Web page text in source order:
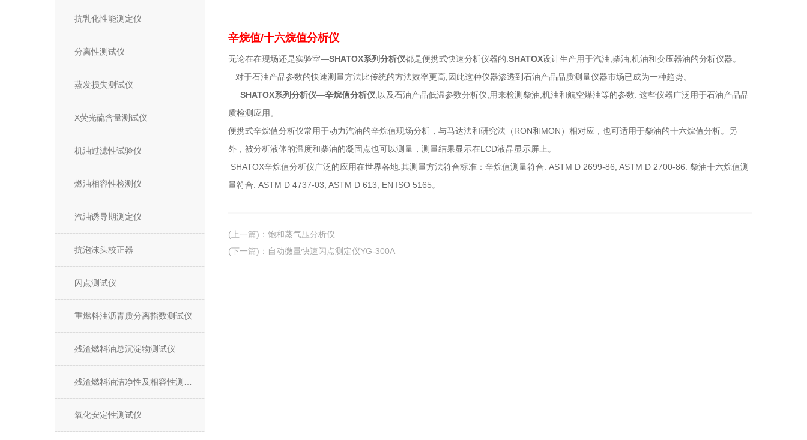
抗乳化性能测定仪
分离性测试仪
蒸发损失测试仪
X荧光硫含量测试仪
机油过滤性试验仪
燃油相容性检测仪
汽油诱导期测定仪
抗泡沫头校正器
闪点测试仪
重燃料油沥青质分离指数测试仪
残渣燃料油总沉淀物测试仪
氧化安定性测试仪
辛烷值/十六烷值分析仪
无论在在现场还是实验室—SHATOX系列分析仪都是便携式快速分析仪器的. SHATOX设计生产用于汽油,柴油,机油和变压器油的分析仪器。
对于石油产品参数的快速测量方法比传统的方法效率更高,因此这种仪器渗透到石油产品品质测量仪器市场已成为一种趋势。
SHATOX系列分析仪—辛烷值分析仪 ,以及石油产品低温参数分析仪,用来检测柴油,机油和航空煤油等的参数. 这些仪器广泛用于石油产品品
质检测应用。
便携式辛烷值分析仪常用于动力汽油的辛烷值现场分析，与马达法和研究法（RON和MON）相对应，也可适用于柴油的十六烷值分析。另
外，被分析液体的温度和柴油的凝固点也可以测量，测量结果显示在LCD液晶显示屏上。
SHATOX辛烷值分析仪广泛的应用在世界各地.其测量方法符合标准：辛烷值测量符合: ASTM D 2699-86, ASTM D 2700-86. 柴油十六烷值测
量符合: ASTM D 4737-03, ASTM D 613, EN ISO 5165。
(上一篇) ： 饱和蒸气压分析仪
(下一篇) ： 自动微量快速闪点测定仪YG-300A